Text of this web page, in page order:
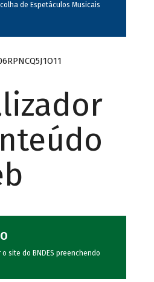
de Espetáculos Musicais
site do BNDES preenchendo